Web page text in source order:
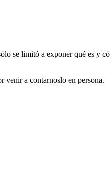
se limitó a exponer qué es y
venir a contarnoslo en persona.